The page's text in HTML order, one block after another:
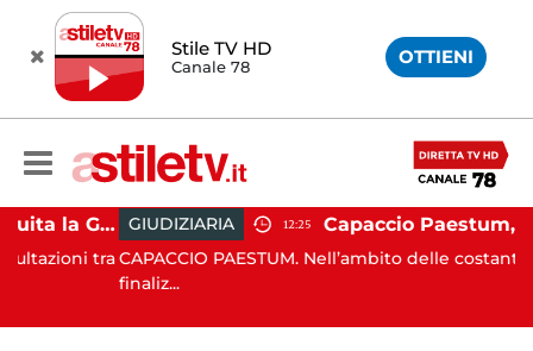
Stile TV HD
Canale 78 OTTIENI
Capaccio Paestum, istituita la Guardia Medica Turistica presso il Psaut di Piazza Santini
tra
GIUDIZIARIA 12:25
CAPACCIO PAESTUM. Nell’ambito delle costanti
finaliz...